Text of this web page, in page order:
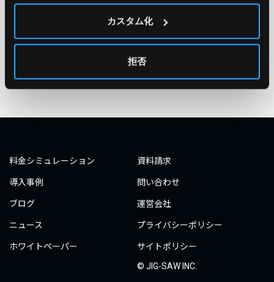
カスタム化
拒否
#エンジニア
#ダミーダミー
料金シミュレーション
導入事例
ブログ
ニュース
ホワイトペーパー
資料請求
問い合わせ
運営会社
プライバシーポリシー
サイトポリシー
© JIG-SAW INC.